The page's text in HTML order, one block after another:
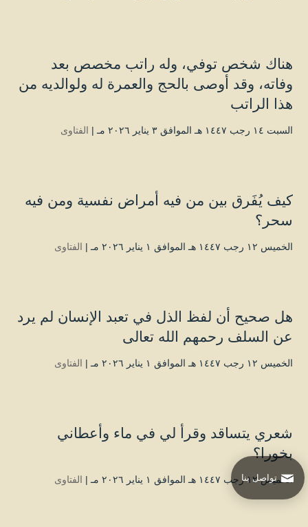
هناك شخص توفي، وله راتب مخصص بعد
وفاته، وقد أوصى بالحج والعمرة له ولوالديه من
هذا الراتب
السبت ۱٤ رجب ۱٤٤۷ هـ الموافق ۳ يناير ۲۰۲٦ مـ | الفتاوى
كيف يُفَرق بين من فيه أمراض نفسية ومن فيه
سحر؟
الخميس ۱۲ رجب ۱٤٤۷ هـ الموافق ۱ يناير ۲۰۲٦ مـ | الفتاوى
هل صحيح أن لفظ الذل في تعبد الإنسان لم يرد
عن السلف رحمهم الله تعالى
الخميس ۱۲ رجب ۱٤٤۷ هـ الموافق ۱ يناير ۲۰۲٦ مـ | الفتاوى
شعري يتساقد وقرأ لي في ماء وأعطاني
بخورا؟
الخميس ۱۲ رجب ۱٤٤۷ هـ الموافق ۱ يناير ۲۰۲٦ مـ | الفتاوى تواصل بنا